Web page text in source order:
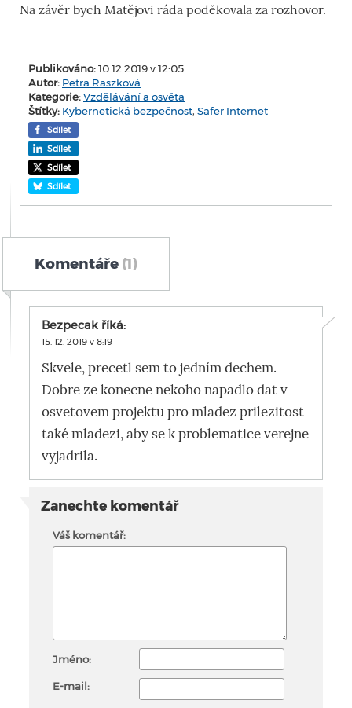
Na závěr bych Matějovi ráda poděkovala za rozhovor.
Publikováno:10.12.2019 v 12:05
Autor: Petra Raszková
Kategorie:Vzdělávání a osvěta
Štítky: Kybernetická bezpečnost, Safer Internet
Sdílet
Sdílet
Sdílet
Sdílet
Komentáře (1)
Bezpecak říká:
15. 12. 2019 v 8:19
Skvele, precetl sem to jedním dechem.
Dobre ze konecne nekoho napadlo dat v
osvetovem projektu pro mladez prilezitost
také mladezi, aby se k problematice verejne
vyjadrila.
Zanechte komentář
Váš komentář:
Jméno:
E-mail: